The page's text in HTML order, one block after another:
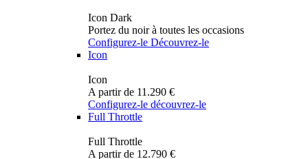
Icon Dark
Portez du noir à toutes les occasions
Configurez-le Découvrez-le
Icon
Icon
A partir de 11.290 €
Configurez-le découvrez-le
Full Throttle
Full Throttle
A partir de 12.790 €